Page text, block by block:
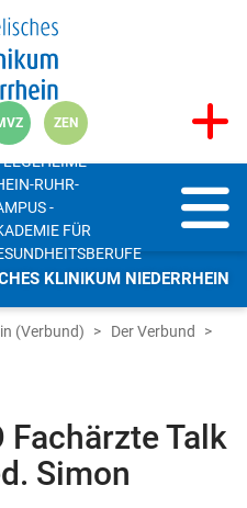
ZEN
KLINIKUM NIEDERRHEIN
RUHR-
-
FÜR
(Verbund)
Der Verbund
Fachärzte Talk
Simon